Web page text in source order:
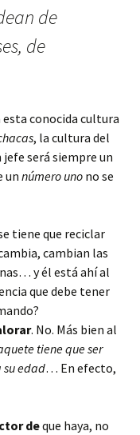
de
de
esta conocida cultura
, la cultura del
será siempre un
un número uno no se
tiene que reciclar
cambian las
y él está ahí al
que debe tener
. No. Más bien al
tiene que ser
su edad… En efecto,
deque haya, no